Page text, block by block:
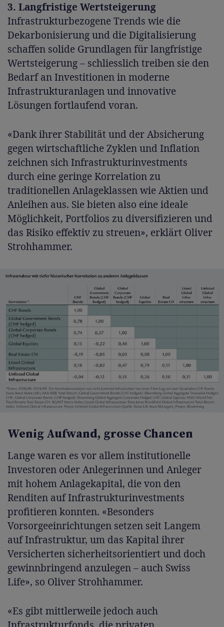
3. Langfristige Wertsteigerung
Infrastrukturbezogene Trends wie die
Dekarbonisierung und die Digitalisierung
schaffen solide Grundlagen für langfristige
Wertsteigerung – schliesslich treiben sie den
Bedarf an Investitionen in moderne
Infrastrukturanlagen und innovative
Lösungen fortlaufend voran.
«Dank ihrer Stabilität und der Absicherung
gegen wirtschaftliche Zyklen und Inflation
zeichnen sich Infrastrukturinvestments
durch eine geringe Korrelation zu
traditionellen Anlageklassen wie Aktien und
Anleihen aus. Sie bieten also eine ideale
Möglichkeit, Portfolios zu diversifizieren und
das Risiko effektiv zu streuen», erklärt Oliver
Strohhammer.
Wenig Aufwand, grosse Chancen
Lange waren es vor allem institutionelle
Investoren oder Anlegerinnen und Anleger
mit hohem Anlagekapital, die von den
Renditen auf Infrastrukturinvestments
profitieren konnten. «Besonders
Vorsorgeeinrichtungen setzen seit Langem
auf Infrastruktur, um das Kapital ihrer
Versicherten sicherheitsorientiert und doch
gewinnbringend anzulegen – auch Swiss
Life», so Oliver Strohhammer.
«Es gibt mittlerweile jedoch auch